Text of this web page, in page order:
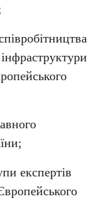
експертів